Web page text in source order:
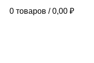
0 товаров / 0,00 ₽